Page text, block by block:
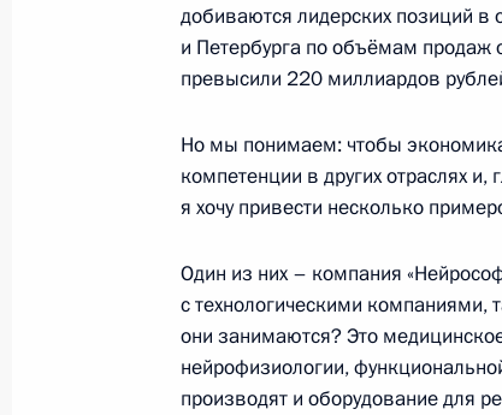
Встреча с главой Ивановской
18 октября 2019 года, 14:30
Рабочая встреча с врио
Станиславом Воскресенским
3 июля 2018 года, 14:10
добиваются лидерских позиций в
и Петербурга по объёмам
превысили 220 миллиардов
Но мы понимаем: чтобы
компетенции в других отраслях
я хочу привести несколько
Один из них – компания
с технологическими компаниями,
они занимаются? Это
нейрофизиологии,
производят и оборудование для